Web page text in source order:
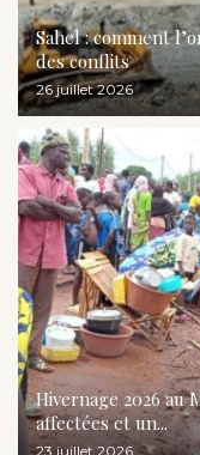
Sahel : comment
des conflits
26 juillet 2026
Hivernage 2026 au
affectées et un...
23 juillet 2026